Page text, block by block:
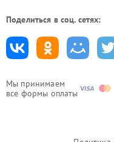
Мы принимаем
все формы оплаты
Поделиться в соц. сетях: